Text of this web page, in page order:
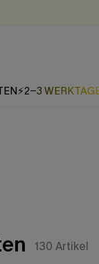
⚡2-3
130 Artikel